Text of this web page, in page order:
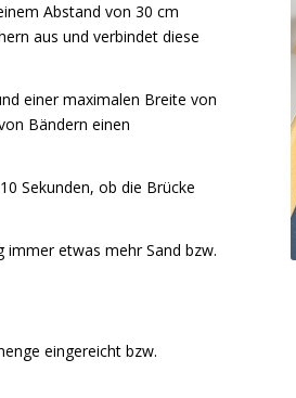
Abstand von 30 cm
aus und verbindet diese
einer maximalen Breite von
Bändern einen
Sekunden, ob die Brücke
immer etwas mehr Sand bzw.
eingereicht bzw.